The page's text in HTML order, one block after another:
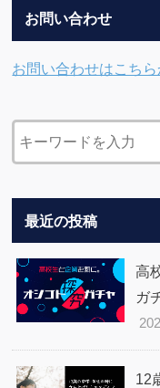
お問い合わせ
お問い合わせはこちら
最近の投稿
高
ガ
12